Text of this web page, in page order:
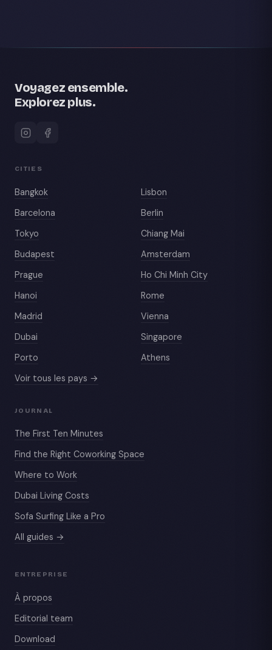
Voyagez ensemble.
Explorez plus.
CITIES
Bangkok
Lisbon
Barcelona
Berlin
Tokyo
Chiang Mai
Budapest
Amsterdam
Prague
Ho Chi Minh City
Hanoi
Rome
Madrid
Vienna
Dubai
Singapore
Porto
Athens
Voir tous les pays →
JOURNAL
The First Ten Minutes
Find the Right Coworking Space
Where to Work
Dubai Living Costs
Sofa Surfing Like a Pro
All guides →
ENTREPRISE
À propos
Editorial team
Download